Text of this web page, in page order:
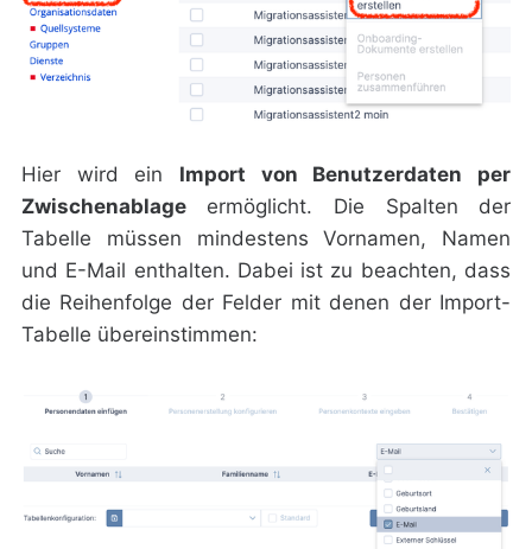
Hier wird ein Import von Benutzerdaten per
Zwischenablageermöglicht. Die Spalten der
Tabelle müssen mindestens Vornamen, Namen
und E-Mail enthalten. Dabei ist zu beachten, dass
die Reihenfolge der Felder mit denen der Import-
Tabelle übereinstimmen: